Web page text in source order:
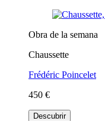
Obra de la semana
Chaussette
Frédéric Poincelet
450 €
Descubrir